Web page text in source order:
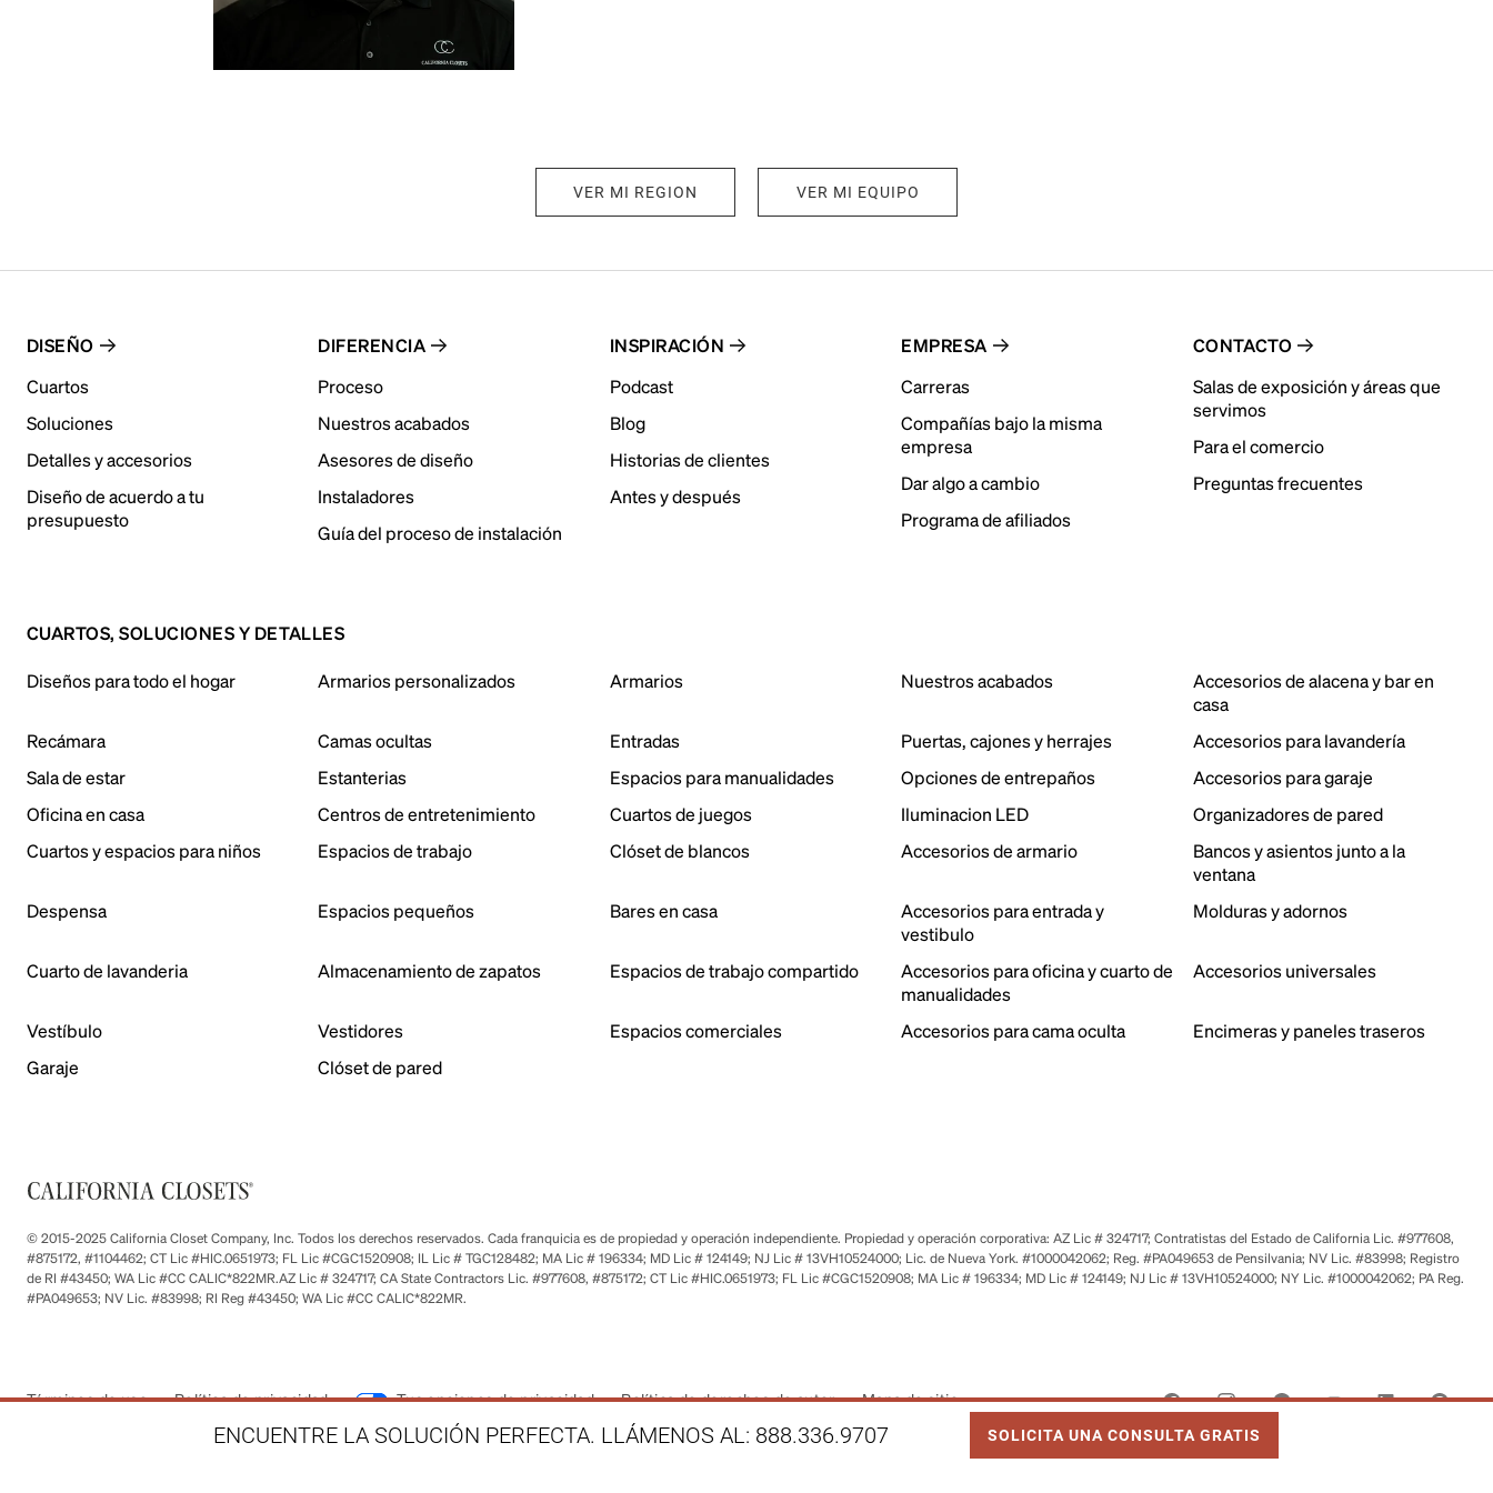
ENCUENTRE LA SOLUCIÓN PERFECTA. LLÁMENOS AL: 888.336.9707 SOLICITA UNA CONSULTA GRATIS
VER MI REGION VER MI EQUIPO
DISEÑO
Cuartos
Soluciones
Detalles y accesorios
Diseño de acuerdo a tu
presupuesto
DIFERENCIA
Proceso
Nuestros acabados
Asesores de diseño
Instaladores
Guía del proceso de instalación
INSPIRACIÓN
Podcast
Blog
Historias de clientes
Antes y después
EMPRESA
Carreras
Compañías bajo la misma
empresa
Dar algo a cambio
Programa de afiliados
CONTACTO
Salas de exposición y áreas que
servimos
Para el comercio
Preguntas frecuentes
CUARTOS, SOLUCIONES Y DETALLES
Diseños para todo el hogar Armarios personalizados Armarios Nuestros acabados
Accesorios de alacena y bar en
casa
Recámara
Camas ocultas Entradas Puertas, cajones y herrajes
Accesorios para lavandería
Sala de estar
Estanterias Espacios para manualidades Opciones de entrepaños
Accesorios para garaje
Oficina en casa
Centros de entretenimiento Cuartos de juegos Iluminacion LED
Organizadores de pared
Cuartos y espacios para niños
Espacios de trabajo Clóset de blancos Accesorios de armario
Bancos y asientos junto a la
ventana
Despensa
Espacios pequeños Bares en casa
Accesorios para entrada y
vestibulo
Molduras y adornos
Cuarto de lavanderia Almacenamiento de zapatos Espacios de trabajo compartido
Accesorios para oficina y cuarto de
manualidades
Accesorios universales
Vestíbulo Vestidores Espacios comerciales Accesorios para cama oculta
Encimeras y paneles traseros
Garaje
Clóset de pared
© 2015-2025 California Closet Company, Inc. Todos los derechos reservados. Cada franquicia es de propiedad y operación independiente. Propiedad y operación corporativa: AZ Lic # 324717; Contratistas del Estado de California Lic. #977608,
#875172, #1104462; CT Lic #HIC.0651973; FL Lic #CGC1520908; IL Lic # TGC128482; MA Lic # 196334; MD Lic # 124149; NJ Lic # 13VH10524000; Lic. de Nueva York. #1000042062; Reg. #PA049653 de Pensilvania; NV Lic. #83998; Registro
de RI #43450; WA Lic #CC CALIC*822MR.AZ Lic # 324717; CA State Contractors Lic. #977608, #875172; CT Lic #HIC.0651973; FL Lic #CGC1520908; MA Lic # 196334; MD Lic # 124149; NJ Lic # 13VH10524000; NY Lic. #1000042062; PA Reg.
#PA049653; NV Lic. #83998; RI Reg #43450; WA Lic #CC CALIC*822MR.
Términos de uso Política de privacidad Tus opciones de privacidad Política de derechos de autor Mapa de sitio